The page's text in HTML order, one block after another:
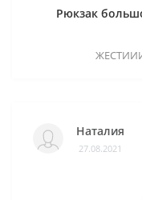
Рюкзак
Наталия
27.08.2021